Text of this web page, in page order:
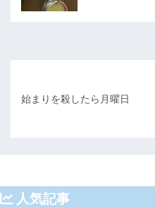
始まりを殺したら月曜日
人気記事